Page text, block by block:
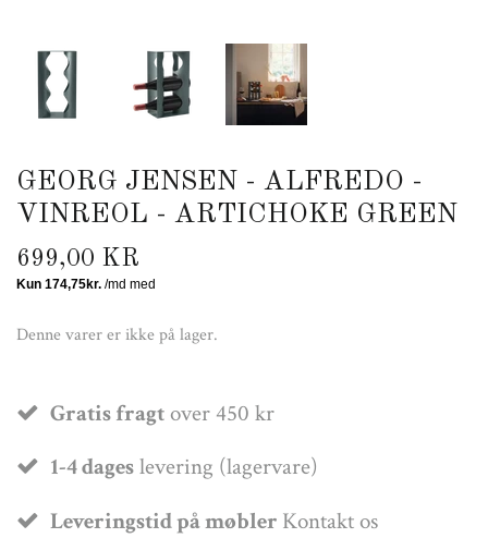
GEORG JENSEN - ALFREDO -
VINREOL - ARTICHOKE GREEN
699,00 KR
Denne varer er ikke på lager.
Gratis fragtover 450 kr
1-4 dageslevering (lagervare)
Leveringstid på møbler Kontakt os